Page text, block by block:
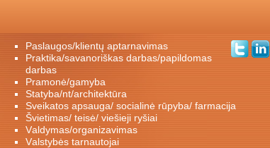
paslaugos/klientų aptarnavimas
praktika/savanoriškas darbas/papildomas
darbas
pramonė/gamyba
statyba/nt/architektūra
sveikatos apsauga/ socialinė rūpyba/ farmacija
švietimas/ teisė/ viešieji ryšiai
valdymas/organizavimas
valstybės tarnautojai